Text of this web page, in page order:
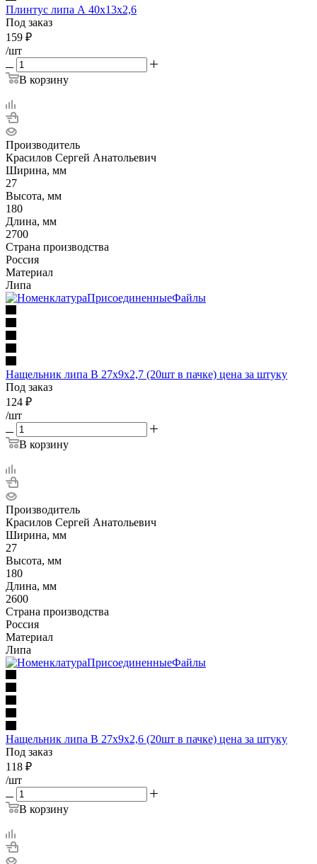
Плинтус липа А 40х13х2,6
Под заказ
159 ₽
/шт
В корзину
Производитель
Красилов Сергей Анатольевич
Ширина, мм
27
Высота, мм
180
Длина, мм
2700
Страна производства
Россия
Материал
Липа
Нащельник липа В 27х9х2,7 (20шт в пачке) цена за штуку
Под заказ
124 ₽
/шт
В корзину
Производитель
Красилов Сергей Анатольевич
Ширина, мм
27
Высота, мм
180
Длина, мм
2600
Страна производства
Россия
Материал
Липа
Нащельник липа В 27х9х2,6 (20шт в пачке) цена за штуку
Под заказ
118 ₽
/шт
В корзину